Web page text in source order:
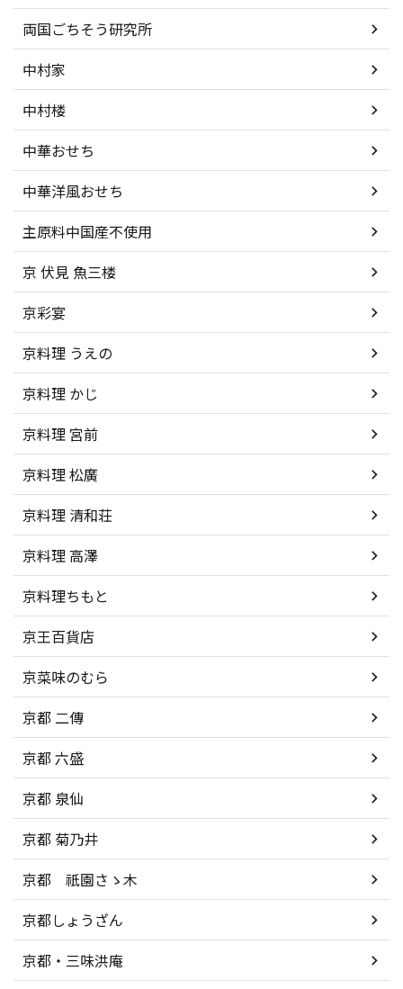
両国ごちそう研究所
中村家
中村楼
中華おせち
中華洋風おせち
主原料中国産不使用
京 伏見 魚三楼
京彩宴
京料理 うえの
京料理 かじ
京料理 宮前
京料理 松廣
京料理 清和荘
京料理 高澤
京料理ちもと
京王百貨店
京菜味のむら
京都 二傳
京都 六盛
京都 泉仙
京都 菊乃井
京都 祇園さゝ木
京都しょうざん
京都・三味洪庵